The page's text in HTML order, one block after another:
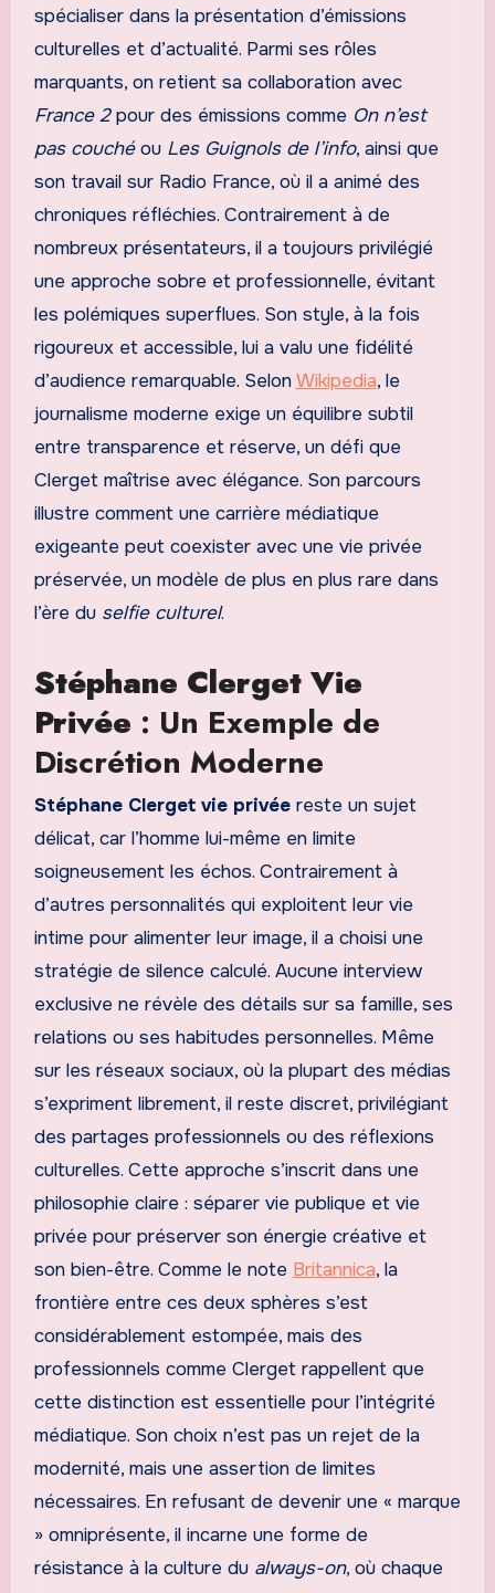
spécialiser dans la présentation d’émissions
culturelles et d’actualité. Parmi ses rôles
marquants, on retient sa collaboration avec
France 2pour des émissions comme On n’est
pas couchéou Les Guignols de l’info, ainsi que
son travail sur Radio France, où il a animé des
chroniques réfléchies. Contrairement à de
nombreux présentateurs, il a toujours privilégié
une approche sobre et professionnelle, évitant
les polémiques superflues. Son style, à la fois
rigoureux et accessible, lui a valu une fidélité
d’audience remarquable. SelonWikipedia, le
journalisme moderne exige un équilibre subtil
entre transparence et réserve, un défi que
Clerget maîtrise avec élégance. Son parcours
illustre comment une carrière médiatique
exigeante peut coexister avec une vie privée
préservée, un modèle de plus en plus rare dans
l’ère du selfie culturel.
Stéphane Clerget Vie
Privée : Un Exemple de
Discrétion Moderne
Stéphane Clerget vie privéereste un sujet
délicat, car l’homme lui-même en limite
soigneusement les échos. Contrairement à
d’autres personnalités qui exploitent leur vie
intime pour alimenter leur image, il a choisi une
stratégie de silence calculé. Aucune interview
exclusive ne révèle des détails sur sa famille, ses
relations ou ses habitudes personnelles. Même
sur les réseaux sociaux, où la plupart des médias
s’expriment librement, il reste discret, privilégiant
des partages professionnels ou des réflexions
culturelles. Cette approche s’inscrit dans une
philosophie claire : séparer vie publique et vie
privée pour préserver son énergie créative et
son bien-être. Comme le note Britannica, la
frontière entre ces deux sphères s’est
considérablement estompée, mais des
professionnels comme Clerget rappellent que
cette distinction est essentielle pour l’intégrité
médiatique. Son choix n’est pas un rejet de la
modernité, mais une assertion de limites
nécessaires. En refusant de devenir une « marque
» omniprésente, il incarne une forme de
résistance à la culture du always-on, où chaque